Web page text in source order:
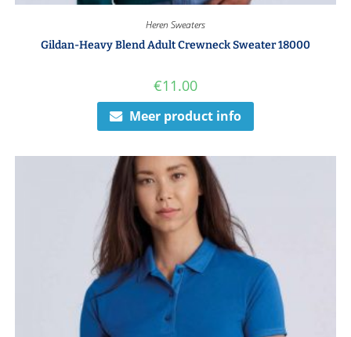
Heren Sweaters
Gildan-Heavy Blend Adult Crewneck Sweater 18000
€11.00
Meer product info